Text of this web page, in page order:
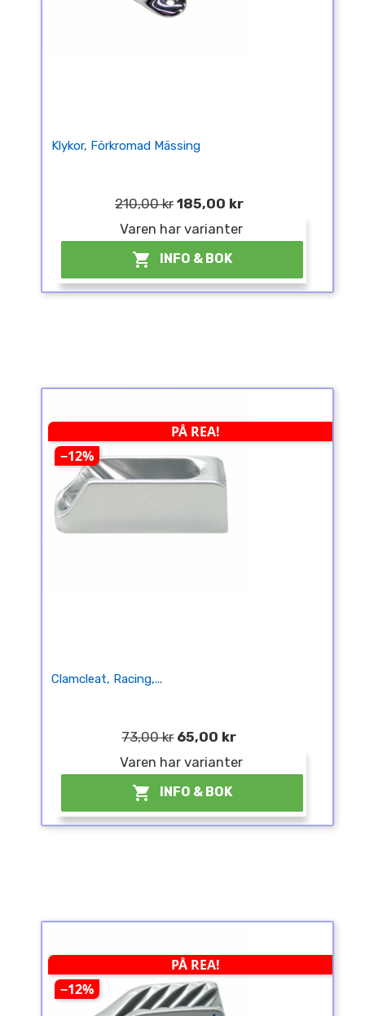
Klykor, Förkromad Mässing
210,00 kr 185,00 kr
Varen har varianter
 INFO & BOK
PÅ REA!
−12%
Clamcleat, Racing,...
73,00 kr 65,00 kr
Varen har varianter
 INFO & BOK
PÅ REA!
−12%